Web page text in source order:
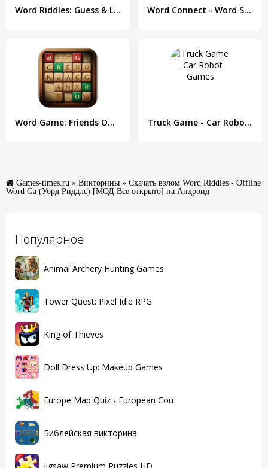
Популярное
Animal Archery Hunting Games
Tower Quest: Pixel Idle RPG
King of Thieves
Doll Dress Up: Makeup Games
Europe Map Quiz - European Cou
Библейская викторина
Jigsaw Premium Puzzles HD
Word Riddles: Guess & Learn Word Connect - Word Search
Word Game: Friends Offline Truck Game - Car Robot Games
Games-times.ru » Викторины » Скачать взлом Word Riddles - Offline
Word Ga (Уорд Риддлс) [МОД Все открыто] на Андроид